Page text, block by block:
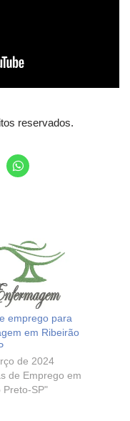
reservados.
emprego para
em Ribeirão
de 2024
de Emprego em
Preto-SP"